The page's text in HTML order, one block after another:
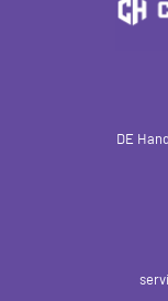
DE